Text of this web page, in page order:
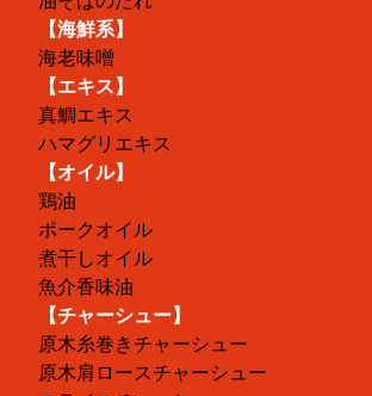
【海鮮系】
海老味噌
【エキス】
真鯛エキス
ハマグリエキス
【オイル】
鶏油
ポークオイル
煮干しオイル
魚介香味油
【チャーシュー】
原木糸巻きチャーシュー
原木肩ロースチャーシュー